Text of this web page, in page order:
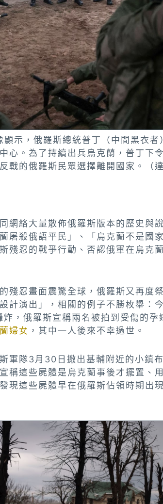
顯示，俄羅斯總統普丁（中間黑衣
心。為了持續出兵烏克蘭，普丁下
戰的俄羅斯民眾選擇離開國家。（達
網絡大量散佈俄羅斯版本的歷史與
屠殺俄語平民」、「烏克蘭不是國
殘忍的戰爭行動、否認俄軍在烏克
殘忍畫面震驚全球，俄羅斯又再度
計演出」，相關的例子不勝枚舉：
，俄羅斯宣稱兩名被拍到受傷的孕
婦女 ，其中一人後來不幸過世。
軍隊3月30日撤出基輔附近的小鎮
稱這些屍體是烏克蘭事後才擺置、
發現這些屍體早在俄羅斯佔領時期出